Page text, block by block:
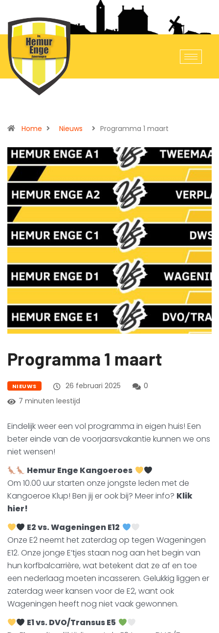
Home Nieuws Programma 1 maart
Programma 1 maart
NIEUWS 26 februari 2025
0
7 minuten leestijd
Eindelijk weer een vol programma in eigen huis! Een
beter einde van de voorjaarsvakantie kunnen we ons
niet wensen!
Hemur Enge Kangoeroes
Om 10.00 uur starten onze jongste leden met de
Kangoeroe Klup! Ben jij er ook bij? Meer info? Klik
hier!
E2 vs. Wageningen E12
Onze E2 neemt het zaterdag op tegen Wageningen
E12. Onze jonge E’tjes staan nog aan het begin van
hun korfbalcarrière, wat betekent dat ze af en toe
een nederlaag moeten incasseren. Gelukkig liggen er
zaterdag weer kansen voor de E2, want ook
Wageningen heeft nog niet vaak gewonnen.
E1 vs. DVO/Transus E5